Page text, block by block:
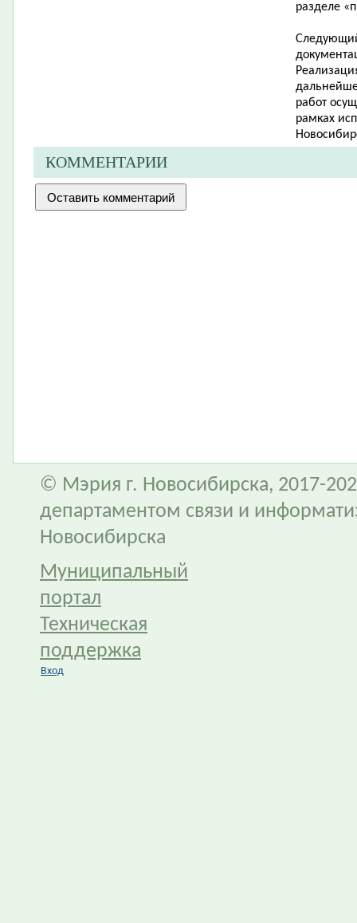
разделе
работ
рамках
КОММЕНТАРИИ
© Мэрия г. Новосибирска, 2017-
департаментом связи и
Новосибирска
Муниципальный
портал
Техническая
поддержка
Вход